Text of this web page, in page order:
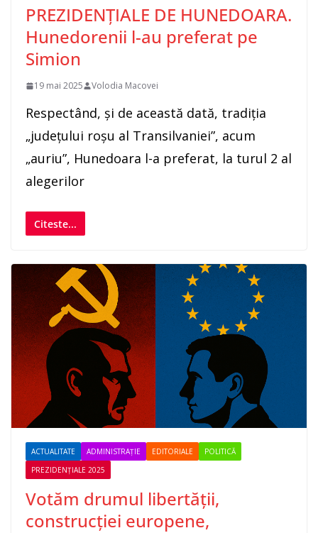
PREZIDENȚIALE DE HUNEDOARA.
Hunedorenii l-au preferat pe
Simion
19 mai 2025 Volodia Macovei
Respectând, și de această dată, tradiția
„județului roșu al Transilvaniei”, acum
„auriu”, Hunedoara l-a preferat, la turul 2 al
alegerilor
Citeste...
ACTUALITATE ADMINISTRAȚIE EDITORIALE
POLITICĂ
PREZIDENȚIALE 2025
Votăm drumul libertății,
construcției europene,